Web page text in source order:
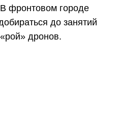
фронтовом городе
до занятий
дронов.